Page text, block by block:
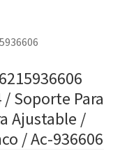
Soporte Para
Ajustable /
/ Ac-936606